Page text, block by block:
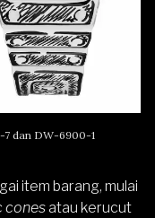
7 dan DW-6900-1
item barang, mulai
conesatau kerucut